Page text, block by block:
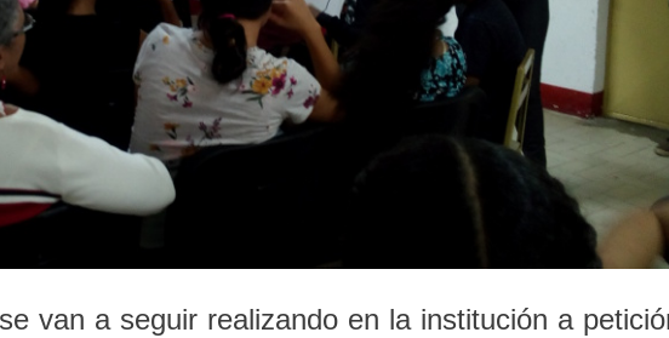
van a seguir realizando en la institución a